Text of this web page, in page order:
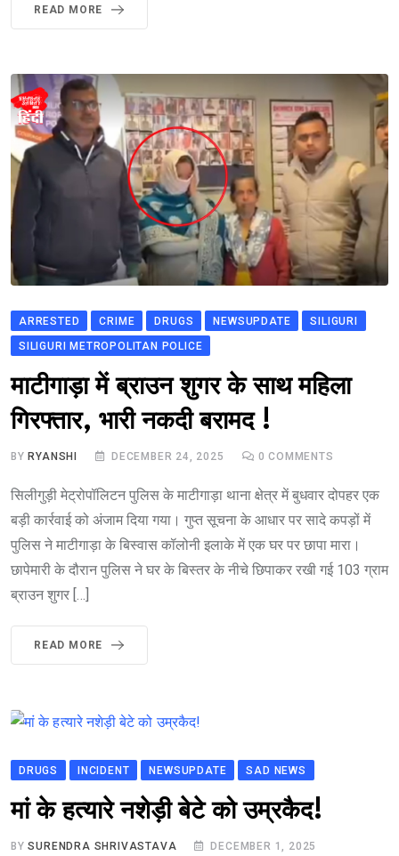
READ MORE
ARRESTED CRIME DRUGS NEWSUPDATE
SILIGURI
SILIGURI METROPOLITAN POLICE
माटीगाड़ा में ब्राउन शुगर के साथ महिला
गिरफ्तार, भारी नकदी बरामद !
BY RYANSHI DECEMBER 24, 2025 0 COMMENTS
सिलीगुड़ी मेट्रोपॉलिटन पुलिस के माटीगाड़ा थाना क्षेत्र में बुधवार दोपहर एक
बड़ी कार्रवाई को अंजाम दिया गया। गुप्त सूचना के आधार पर सादे कपड़ों में
पुलिस ने माटीगाड़ा के बिस्वास कॉलोनी इलाके में एक घर पर छापा मारा।
छापेमारी के दौरान पुलिस ने घर के बिस्तर के नीचे छिपाकर रखी गई 103 ग्राम
ब्राउन शुगर […]
READ MORE
DRUGS INCIDENT NEWSUPDATE SAD NEWS
मां के हत्यारे नशेड़ी बेटे को उम्रकैद!
BYSURENDRA SHRIVASTAVA DECEMBER 1, 2025